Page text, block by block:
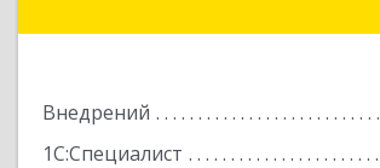
Внедрений
1С:Специалист